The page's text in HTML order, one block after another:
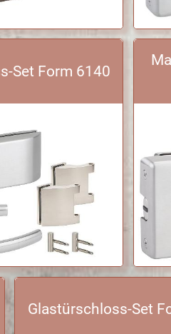
Set Form 6140
Glastürschloss-Set